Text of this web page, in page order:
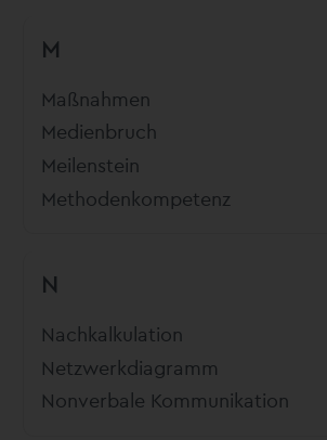
M
Maßnahmen
Medienbruch
Meilenstein
Methodenkompetenz
N
Nachkalkulation
Netzwerkdiagramm
Nonverbale Kommunikation